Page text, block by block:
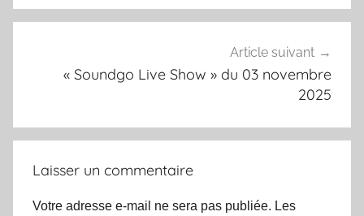
Article suivant
« Soundgo Live Show » du 03 novembre
2025
Laisser un commentaire
Votre adresse e-mail ne sera pas publiée. Les